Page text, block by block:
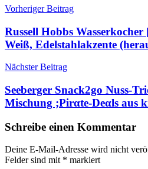
Beitragsnavigation
Vorheriger Beitrag
Russell Hobbs
Weiß, Edelstahlakzente
Nächster Beitrag
Seeberger Snack2go Nuss-
Mischung ;Pirαtе-Dеαls aus
Schreibe einen Kommentar
Deine E-Mail-Adresse wird nicht
Felder sind mit * markiert